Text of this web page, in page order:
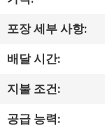
하
여
공
장
포장 세부 사항:
배달 시간:
지불 조건:
공급 능력: